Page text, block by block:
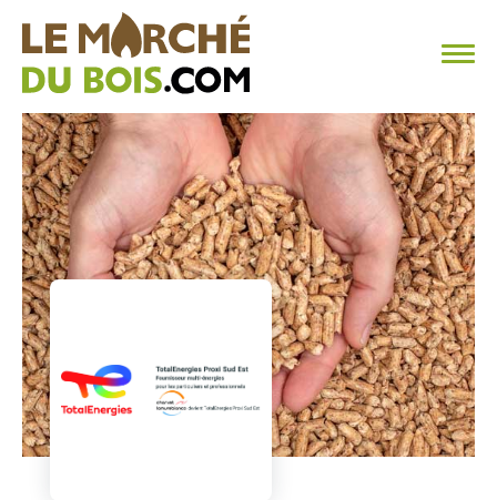
CHAUFFAGE AU BOIS
FAQ
CALCULER SA CONSOMMATION
TROUVER SON FOURNISSEUR
BLOG
ESPACE PRO